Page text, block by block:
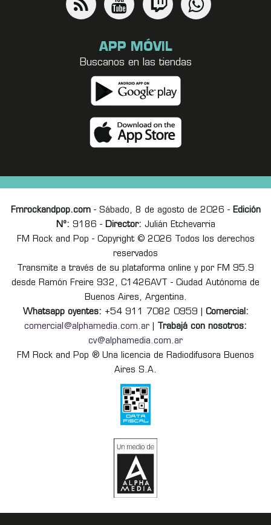
APP MÓVIL
Buscanos en las tiendas
Fmrockandpop.com- Sábado, 8 de agosto de 2026 - Edición
Nº: 9186 - Director: Julián Etchevarria
FM Rock and Pop - Copyright © 2026 Todos los derechos
reservados
Transmite a través de su plataforma online y por FM 95.9
desde Ramón Freire 932, C1426AVT - Ciudad Autónoma de
Buenos Aires, Argentina.
Whatsapp oyentes: +54 911 7082 0959 | Comercial:
comercial@alphamedia.com.ar
Trabajá con nosotros:
cv@alphamedia.com.ar
FM Rock and Pop ® Una licencia de Radiodifusora Buenos
Aires S.A.